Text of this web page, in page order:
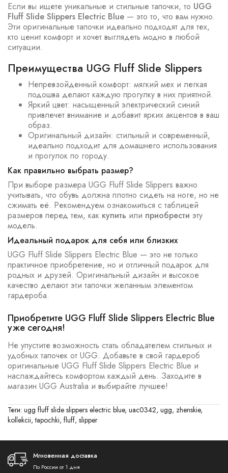
Если вы ищете уникальные и стильные тапочки, то UGG
Fluff Slide Slippers Electric Blue — это то, что вам нужно.
Эти оригинальные тапочки идеально подходят для тех,
кто ценит комфорт и хочет выглядеть модно в любой
ситуации.
Преимущества UGG Fluff Slide Slippers
Непревзойденный комфорт: мягкий мех и легкая
подошва делают каждую прогулку в них приятной.
Яркий цвет: насыщенный электрический синий
привлечет внимание и добавит ярких акцентов в ваш
образ.
Оригинальный дизайн: стильный и современный,
идеально подходит для домашнего использования
и прогулок по городу.
Как правильно выбрать размер?
При выборе размера UGG Fluff Slide Slippers важно
учитывать, что обувь должна плотно сидеть на ноге, но не
сжимать её. Рекомендуем ознакомиться с таблицей
размеров перед тем, как купить или приобрести эту
модель.
Идеальный подарок для себя или близких
UGG Fluff Slide Slippers Electric Blue — это не только
практичное приобретение, но и отличный подарок для
родных и друзей. Оригинальный дизайн и высокое
качество делают эти тапочки желанным элементом
гардероба.
Приобретите UGG Fluff Slide Slippers Electric Blue
уже сегодня!
Не упустите возможность стать обладателем стильных и
удобных тапочек от UGG. Добавьте в свой гардероб
оригинальные UGG Fluff Slide Slippers Electric Blue и
наслаждайтесь комфортом каждый день. Заходите в
магазин UGG Australia и выбирайте лучшее!
Теги: ugg fluff slide slippers electric blue, uac0342, ugg, zhenskie,
kollekcii,tapochki, fluff, slipper
Мгновенная доставка
По России от 1 дня